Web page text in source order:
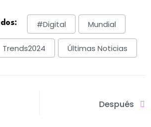
#digital Mundial
Trends2024 Últimas Noticias
Después